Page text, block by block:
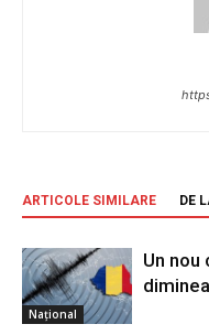
ARTICOLE SIMILARE DE
Național
Un nou